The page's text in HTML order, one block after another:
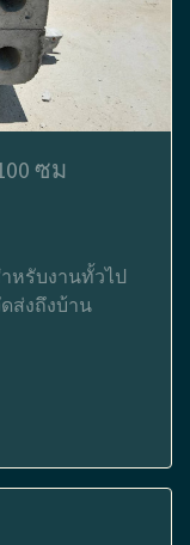
ซม
หรับงานทั้วไป
ส่งถึงบ้าน